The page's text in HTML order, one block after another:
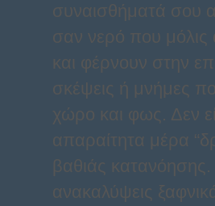
συναισθήματά σου
σαν νερό που μόλις
και φέρνουν στην
σκέψεις ή μνήμες
χώρο και φως. Δεν
απαραίτητα μέρα
βαθιάς
ανακαλύψεις